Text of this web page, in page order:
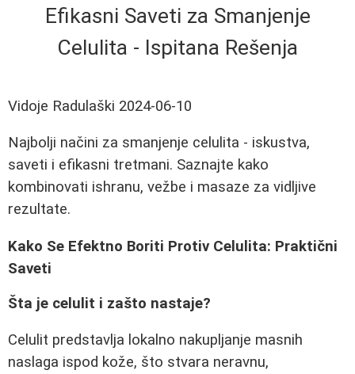
Efikasni Saveti za Smanjenje
Celulita - Ispitana Rešenja
Vidoje Radulaški 2024-06-10
Najbolji načini za smanjenje celulita - iskustva,
saveti i efikasni tretmani. Saznajte kako
kombinovati ishranu, vežbe i masaze za vidljive
rezultate.
Kako Se Efektno Boriti Protiv Celulita: Praktični
Saveti
Šta je celulit i zašto nastaje?
Celulit predstavlja lokalno nakupljanje masnih
naslaga ispod kože, što stvara neravnu,